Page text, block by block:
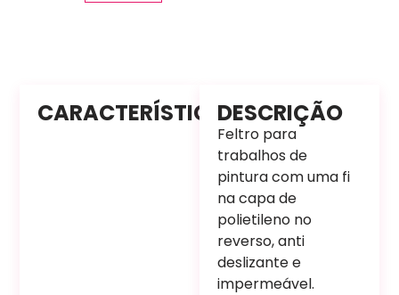
CARACTERÍSTICASDESCRIÇÃO
Feltro para
trabalhos de
pintura com uma fi
na capa de
polietileno no
reverso, anti
deslizante e
impermeável.